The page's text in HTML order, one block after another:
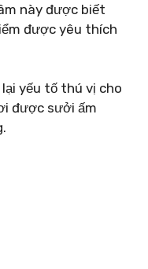
này được biết
được yêu thích
yếu tố thú vị cho
được sưởi ấm